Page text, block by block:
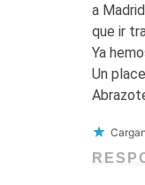
a
que ir
Ya
Un